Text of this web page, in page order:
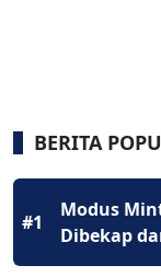
BERITA
#1
Modus
Dibekap